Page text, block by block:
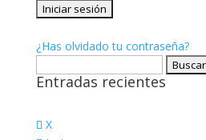
¿Has olvidado tu contraseña?
Entradas recientes
X